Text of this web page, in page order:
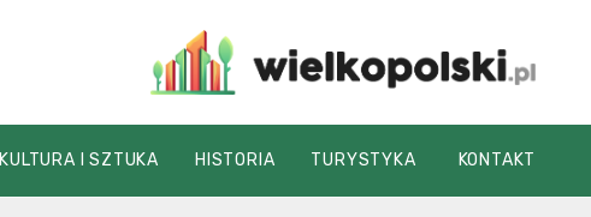
KULTURA I SZTUKA HISTORIA TURYSTYKA KONTAKT